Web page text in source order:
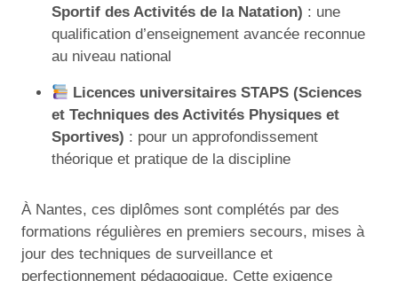
Sportif des Activités de la Natation) : une
qualification d’enseignement avancée reconnue
au niveau national
Licences universitaires STAPS (Sciences
et Techniques des Activités Physiques et
Sportives) : pour un approfondissement
théorique et pratique de la discipline
À Nantes, ces diplômes sont complétés par des
formations régulières en premiers secours, mises à
jour des techniques de surveillance et
perfectionnement pédagogique. Cette exigence